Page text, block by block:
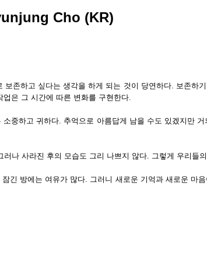
Cho (KR)
존하고 싶다는 생각을 하게 되는 것이 당연하다. 보존
은 그 시간에 따른 변화를 구현한다.
중하고 귀하다. 추억으로 아름답게 남을 수도 있겠지만
나 사라진 후의 모습도 그리 나쁘지 않다. 그렇게 우리들
긴 방에는 여유가 많다. 그러니 새로운 기억과 새로운